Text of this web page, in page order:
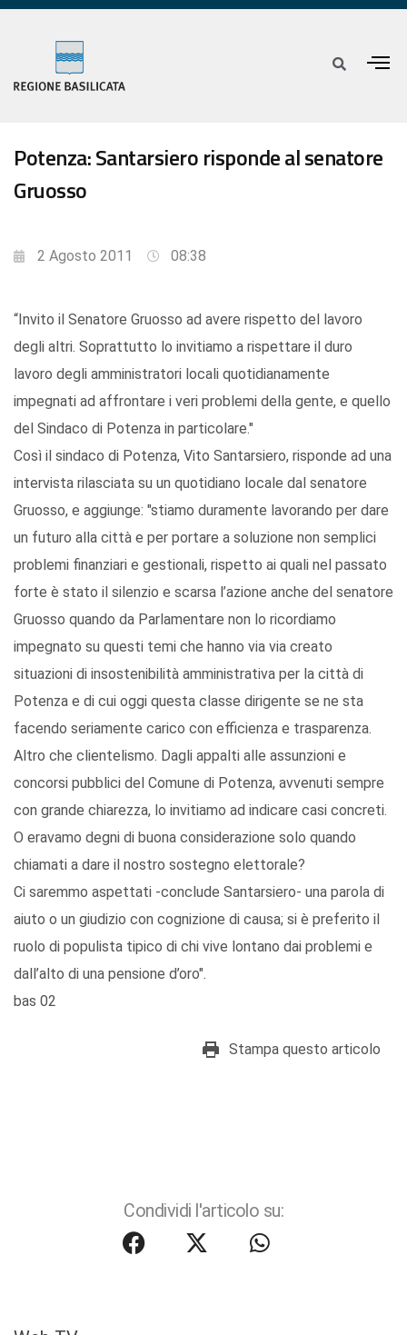
Potenza: Santarsiero risponde al senatore
Gruosso
2 Agosto 2011 08:38
“Invito il Senatore Gruosso ad avere rispetto del lavoro
degli altri. Soprattutto lo invitiamo a rispettare il duro
lavoro degli amministratori locali quotidianamente
impegnati ad affrontare i veri problemi della gente, e quello
del Sindaco di Potenza in particolare."
Così il sindaco di Potenza, Vito Santarsiero, risponde ad una
intervista rilasciata su un quotidiano locale dal senatore
Gruosso, e aggiunge: "stiamo duramente lavorando per dare
un futuro alla città e per portare a soluzione non semplici
problemi finanziari e gestionali, rispetto ai quali nel passato
forte è stato il silenzio e scarsa l’azione anche del senatore
Gruosso quando da Parlamentare non lo ricordiamo
impegnato su questi temi che hanno via via creato
situazioni di insostenibilità amministrativa per la città di
Potenza e di cui oggi questa classe dirigente se ne sta
facendo seriamente carico con efficienza e trasparenza.
Altro che clientelismo. Dagli appalti alle assunzioni e
concorsi pubblici del Comune di Potenza, avvenuti sempre
con grande chiarezza, lo invitiamo ad indicare casi concreti.
O eravamo degni di buona considerazione solo quando
chiamati a dare il nostro sostegno elettorale?
Ci saremmo aspettati -conclude Santarsiero- una parola di
aiuto o un giudizio con cognizione di causa; si è preferito il
ruolo di populista tipico di chi vive lontano dai problemi e
dall’alto di una pensione d’oro".
bas 02
Stampa questo articolo
Condividi l'articolo su: